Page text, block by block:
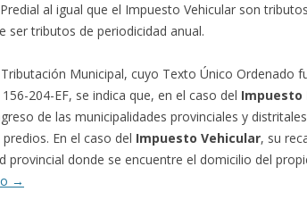
al igual que el Impuesto Vehicular son
ser tributos de periodicidad anual.
Tributación Municipal, cuyo Texto Único Ordenado
204-EF, se indica que, en el caso del Impuesto
de las municipalidades provinciales y
En el caso del Impuesto Vehicular, su
provincial donde se encuentre el domicilio del
→